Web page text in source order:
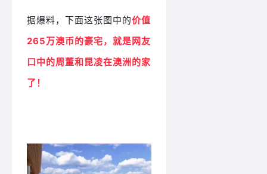
据爆料，下面这张图中的价值
265万澳币的豪宅，就是网友
口中的周董和昆凌在澳洲的家
了！